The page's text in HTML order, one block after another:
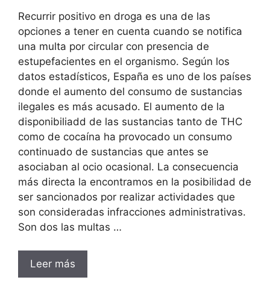
Recurrir positivo en droga es una de las
opciones a tener en cuenta cuando se notifica
una multa por circular con presencia de
estupefacientes en el organismo. Según los
datos estadísticos, España es uno de los países
donde el aumento del consumo de sustancias
ilegales es más acusado. El aumento de la
disponibiliadd de las sustancias tanto de THC
como de cocaína ha provocado un consumo
continuado de sustancias que antes se
asociaban al ocio ocasional. La consecuencia
más directa la encontramos en la posibilidad de
ser sancionados por realizar actividades que
son consideradas infracciones administrativas.
Son dos las multas …
Leer más